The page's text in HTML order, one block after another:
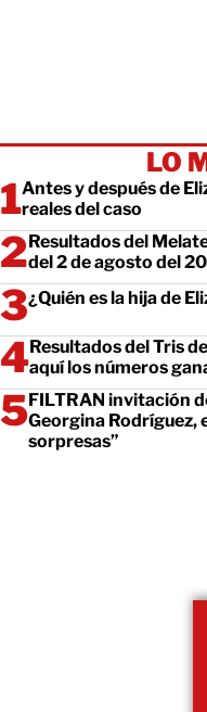
LO
Antes y después de
reales del caso
Resultados del
del 2 de agosto del
¿Quién es la hija de
Resultados del Tris
aquí los números
FILTRAN invitación
Georgina Rodríguez,
sorpresas”